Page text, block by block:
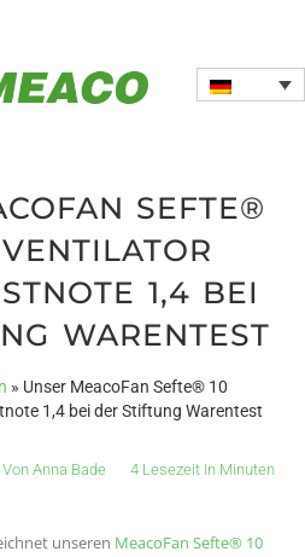
SEFTE®
1,4 BEI
WARENTEST
» Unser MeacoFan Sefte® 10
1,4 bei der Stiftung Warentest
Anna Bade 4 Lesezeit In Minuten
unseren MeacoFan Sefte® 10